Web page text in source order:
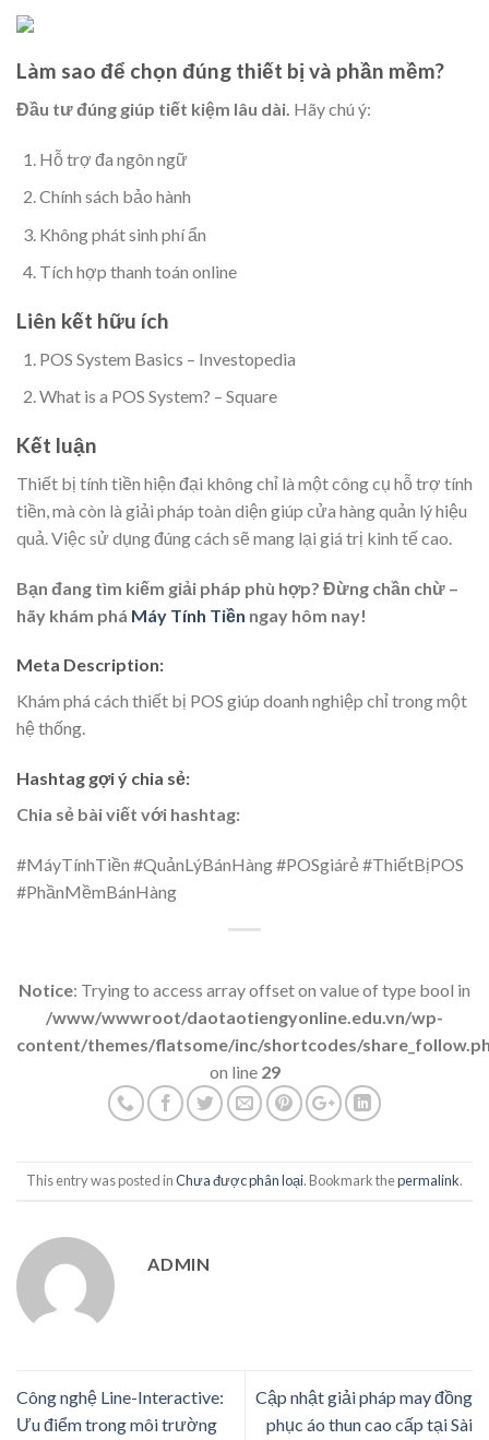
Làm sao để chọn đúng thiết bị và phần mềm?
Đầu tư đúng giúp tiết kiệm lâu dài. Hãy chú ý:
Hỗ trợ đa ngôn ngữ
Chính sách bảo hành
Không phát sinh phí ẩn
Tích hợp thanh toán online
Liên kết hữu ích
POS System Basics – Investopedia
What is a POS System? – Square
Kết luận
Thiết bị tính tiền hiện đại không chỉ là một công cụ hỗ trợ tính
tiền, mà còn là giải pháp toàn diện giúp cửa hàng quản lý hiệu
quả. Việc sử dụng đúng cách sẽ mang lại giá trị kinh tế cao.
Bạn đang tìm kiếm giải pháp phù hợp? Đừng chần chừ –
hãy khám phá Máy Tính Tiền ngay hôm nay!
Meta Description:
Khám phá cách thiết bị POS giúp doanh nghiệp chỉ trong một
hệ thống.
Hashtag gợi ý chia sẻ:
Chia sẻ bài viết với hashtag:
#MáyTínhTiền #QuảnLýBánHàng #POSgiárẻ #ThiếtBịPOS
#PhầnMềmBánHàng
Notice: Trying to access array offset on value of type bool in
/www/wwwroot/daotaotiengyonline.edu.vn/wp-
content/themes/flatsome/inc/shortcodes/
on line 29
This entry was posted inChưa được phân loại. Bookmark thepermalink.
ADMIN
Công nghệ Line-Interactive:
Ưu điểm trong môi trường
Cập nhật giải pháp may đồng
phục áo thun cao cấp tại Sài